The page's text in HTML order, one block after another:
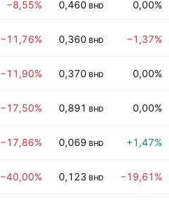
−8,55% 0,460 BHD 0,00%
−11,76% 0,360 BHD −1,37%
−11,90% 0,370 BHD 0,00%
−17,50% 0,891 BHD 0,00%
−17,86% 0,069 BHD +1,47%
−40,00% 0,123 BHD −19,61%